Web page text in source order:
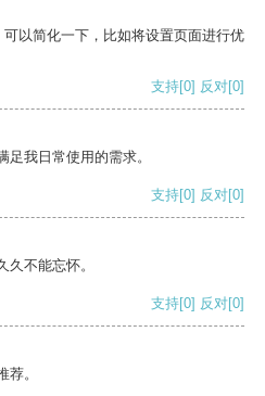
以简化一下，比如将设置页面进行优
支持[0] 反对[0]
我日常使用的需求。
支持[0] 反对[0]
不能忘怀。
支持[0] 反对[0]
。